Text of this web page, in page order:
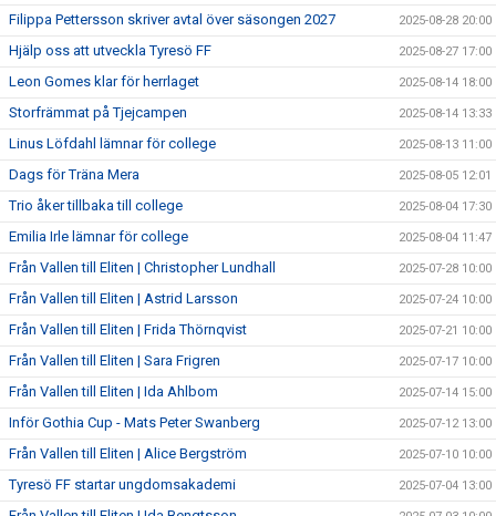
Filippa Pettersson skriver avtal över säsongen 2027 2025-08-28 20:00
Hjälp oss att utveckla Tyresö FF 2025-08-27 17:00
Leon Gomes klar för herrlaget 2025-08-14 18:00
Storfrämmat på Tjejcampen 2025-08-14 13:33
Linus Löfdahl lämnar för college 2025-08-13 11:00
Dags för Träna Mera 2025-08-05 12:01
Trio åker tillbaka till college 2025-08-04 17:30
Emilia Irle lämnar för college 2025-08-04 11:47
Från Vallen till Eliten | Christopher Lundhall 2025-07-28 10:00
Från Vallen till Eliten | Astrid Larsson 2025-07-24 10:00
Från Vallen till Eliten | Frida Thörnqvist 2025-07-21 10:00
Från Vallen till Eliten | Sara Frigren 2025-07-17 10:00
Från Vallen till Eliten | Ida Ahlbom 2025-07-14 15:00
Inför Gothia Cup - Mats Peter Swanberg 2025-07-12 13:00
Från Vallen till Eliten | Alice Bergström 2025-07-10 10:00
Tyresö FF startar ungdomsakademi 2025-07-04 13:00